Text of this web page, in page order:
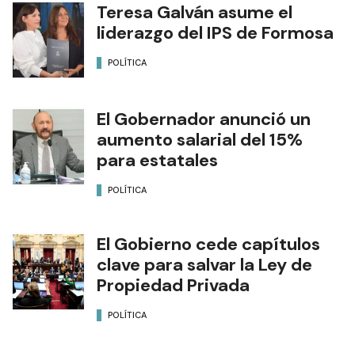
Teresa Galván asume el
liderazgo del IPS de Formosa
POLÍTICA
El Gobernador anunció un
aumento salarial del 15%
para estatales
POLÍTICA
El Gobierno cede capítulos
clave para salvar la Ley de
Propiedad Privada
POLÍTICA